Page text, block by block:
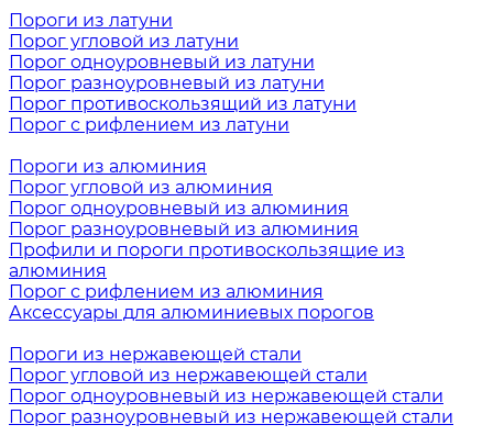
Пороги из латуни
Порог угловой из латуни
Порог одноуровневый из латуни
Порог разноуровневый из латуни
Порог противоскользящий из латуни
Порог с рифлением из латуни
Пороги из алюминия
Порог угловой из алюминия
Порог одноуровневый из алюминия
Порог разноуровневый из алюминия
Профили и пороги противоскользящие из
алюминия
Порог с рифлением из алюминия
Аксессуары для алюминиевых порогов
Пороги из нержавеющей стали
Порог угловой из нержавеющей стали
Порог одноуровневый из нержавеющей стали
Порог разноуровневый из нержавеющей стали